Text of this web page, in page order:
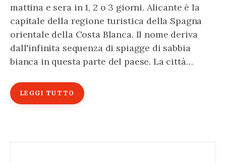
mattina e sera in 1, 2 o 3 giorni. Alicante è la
capitale della regione turistica della Spagna
orientale della Costa Blanca. Il nome deriva
dall'infinita sequenza di spiagge di sabbia
bianca in questa parte del paese. La città…
LEGGI TUTTO